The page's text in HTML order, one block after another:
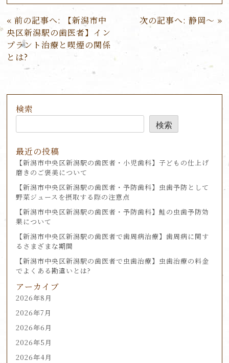
投
稿
ナ
ビ
シ
前の記事へ:
【新潟市中
央区新潟駅の歯医者】イン
プラント治療と喫煙の関係
とは?
次の記事へ: 静岡〜
検索
検索
最近の投稿
【新潟市中央区新潟駅の歯医者・小児歯科】子どもの仕上げ
磨きのご褒美について
【新潟市中央区新潟駅の歯医者・予防歯科】虫歯予防として
野菜ジュースを摂取する際の注意点
【新潟市中央区新潟駅の歯医者・予防歯科】鮭の虫歯予防効
果について
【新潟市中央区新潟駅の歯医者で歯周病治療】歯周病に関す
るさまざまな期間
【新潟市中央区新潟駅の歯医者で虫歯治療】虫歯治療の料金
でよくある勘違いとは?
アーカイブ
2026年8月
2026年7月
2026年6月
2026年5月
2026年4月